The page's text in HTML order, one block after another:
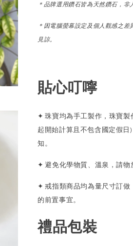
＊ 品牌選用鑽石皆為天然鑽石，非
＊因電腦螢幕設定及個人觀感之
見諒。
貼心叮嚀
✦ 珠寶均為手工製作，珠寶製
起開始計算且不包含國定假
知。
✦ 避免化學物質、溫泉，請物
✦ 戒指類商品均為量尺寸訂做
的前置事宜。
禮品包裝